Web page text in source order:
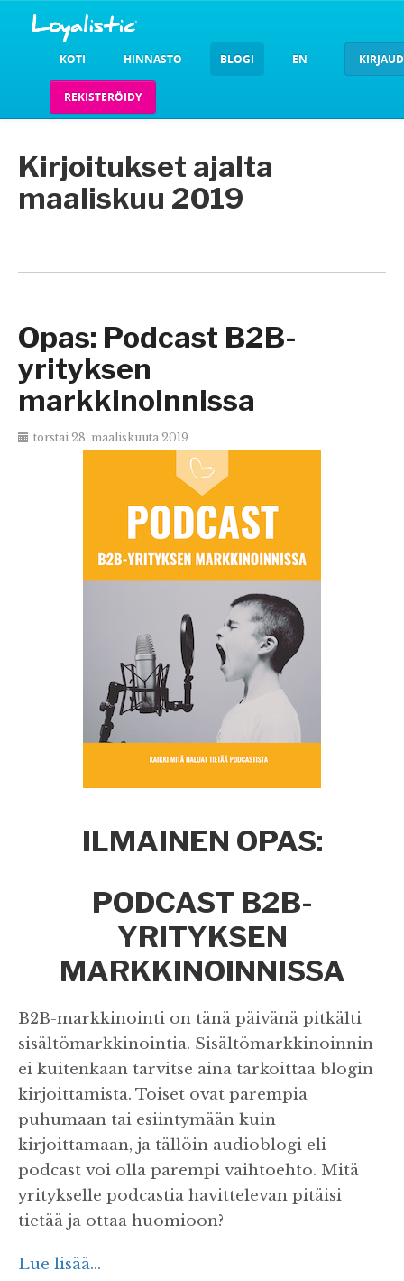
KOTI HINNASTO BLOGI EN
REKISTERÖIDY
Kirjoitukset ajalta
maaliskuu 2019
Opas: Podcast B2B-
yrityksen
markkinoinnissa
torstai 28. maaliskuuta 2019
ILMAINEN OPAS:
PODCAST B2B-
YRITYKSEN
MARKKINOINNISSA
B2B-markkinointi on tänä päivänä pitkälti
sisältömarkkinointia. Sisältömarkkinoinnin
ei kuitenkaan tarvitse aina tarkoittaa blogin
kirjoittamista. Toiset ovat parempia
puhumaan tai esiintymään kuin
kirjoittamaan, ja tällöin audioblogi eli
podcast voi olla parempi vaihtoehto. Mitä
yritykselle podcastia havittelevan pitäisi
tietää ja ottaa huomioon?
Lue lisää...